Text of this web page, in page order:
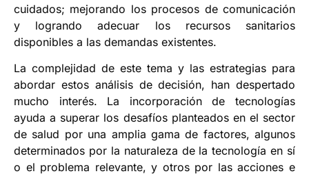
cuidados; mejorando los procesos de comunicación
y logrando adecuar los recursos sanitarios
disponibles a las demandas existentes.
La complejidad de este tema y las estrategias para
abordar estos análisis de decisión, han despertado
mucho interés. La incorporación de tecnologías
ayuda a superar los desafíos planteados en el sector
de salud por una amplia gama de factores, algunos
determinados por la naturaleza de la tecnología en sí
o el problema relevante, y otros por las acciones e